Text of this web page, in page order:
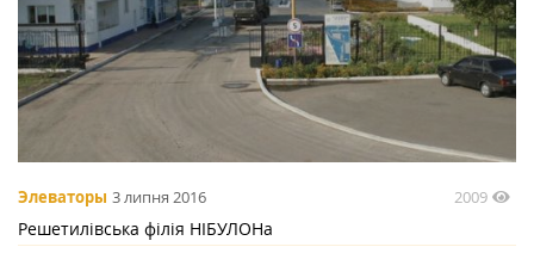
Элеваторы 3 липня 2016 2009
Решетилівська філія НІБУЛОНа